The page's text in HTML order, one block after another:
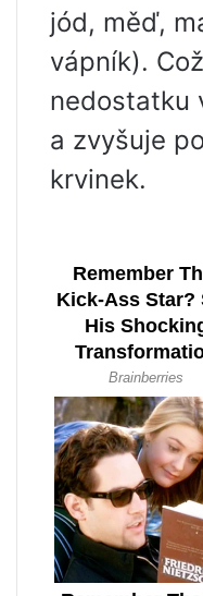
jód, měď,
vápník).
nedostatku
a zvyšuje
krvinek.